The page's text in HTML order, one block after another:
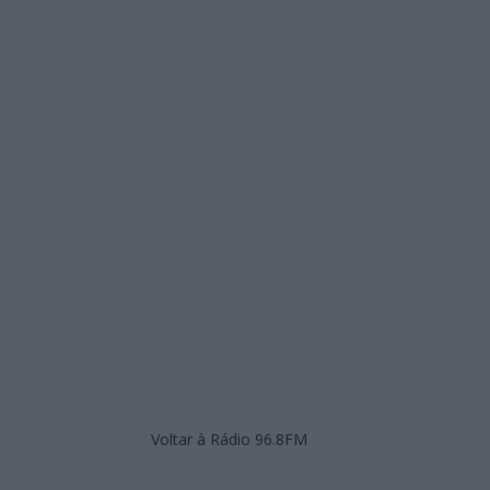
Voltar à Rádio 96.8FM